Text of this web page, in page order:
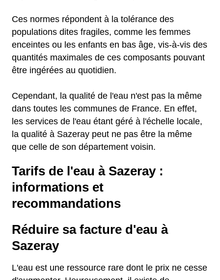
Ces normes répondent à la tolérance des
populations dites fragiles, comme les femmes
enceintes ou les enfants en bas âge, vis-à-vis des
quantités maximales de ces composants pouvant
être ingérées au quotidien.
Cependant, la qualité de l'eau n'est pas la même
dans toutes les communes de France. En effet,
les services de l'eau étant géré à l'échelle locale,
la qualité à Sazeray peut ne pas être la même
que celle de son département voisin.
Tarifs de l'eau à Sazeray :
informations et
recommandations
Réduire sa facture d'eau à
Sazeray
L'eau est une ressource rare dont le prix ne cesse